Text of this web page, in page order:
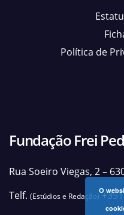
Política de
Fundação Frei
Rua Soeiro Viegas, 2 –
Telf. (Estúdios e Redação)
O